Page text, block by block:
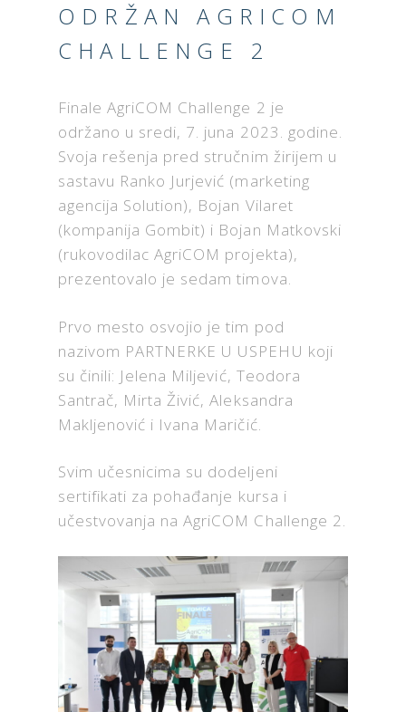
ODRŽAN AGRICOM
CHALLENGE 2
Finale AgriCOM Challenge 2 je
održano u sredi, 7. juna 2023. godine.
Svoja rešenja pred stručnim žirijem u
sastavu Ranko Jurjević (marketing
agencija Solution), Bojan Vilaret
(kompanija Gombit) i Bojan Matkovski
(rukovodilac AgriCOM projekta),
prezentovalo je sedam timova.
Prvo mesto osvojio je tim pod
nazivom PARTNERKE U USPEHU koji
su činili: Jelena Miljević, Teodora
Santrač, Mirta Živić, Aleksandra
Makljenović i Ivana Maričić.
Svim učesnicima su dodeljeni
sertifikati za pohađanje kursa i
učestvovanja na AgriCOM Challenge 2.